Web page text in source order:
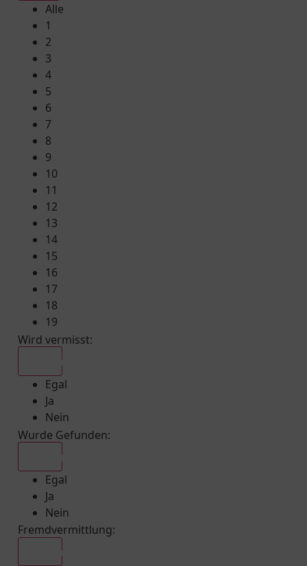
Alle
1
2
3
4
5
6
7
8
9
10
11
12
13
14
15
16
17
18
19
Wird vermisst:
Egal
Ja
Nein
Wurde Gefunden:
Egal
Ja
Nein
Fremdvermittlung: